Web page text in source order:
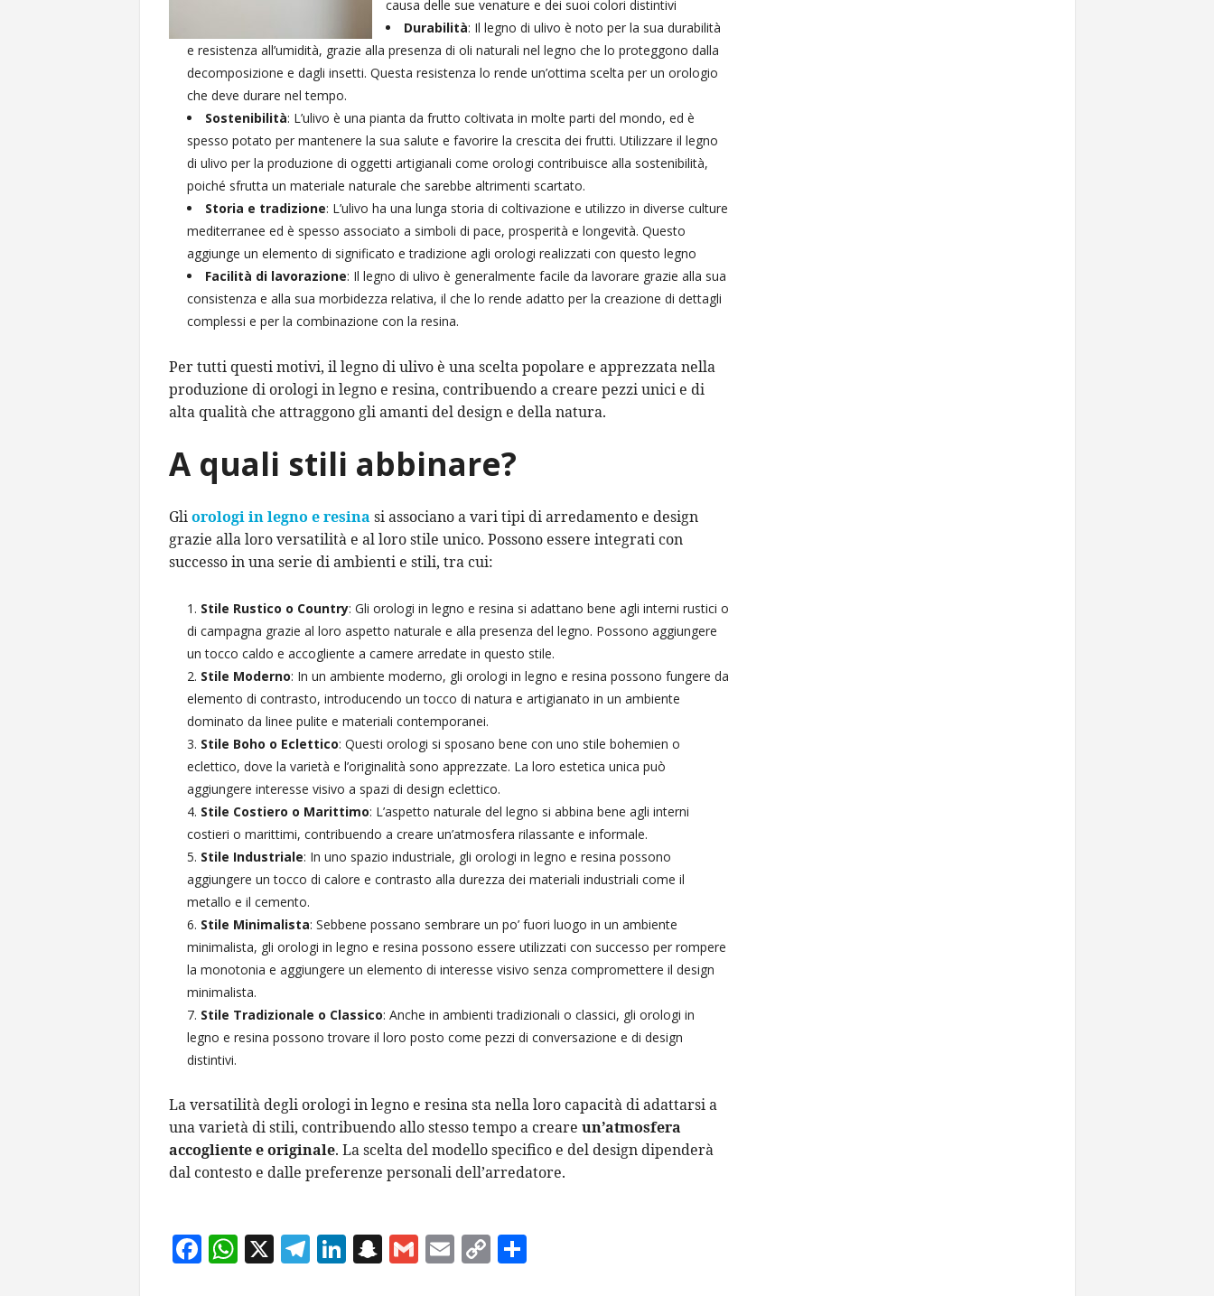
causa delle sue venature e dei suoi colori distintivi
Durabilità: Il legno di ulivo è noto per la sua durabilità
e resistenza all’umidità, grazie alla presenza di oli naturali nel legno che lo proteggono dalla
decomposizione e dagli insetti. Questa resistenza lo rende un’ottima scelta per un orologio
che deve durare nel tempo.
Sostenibilità: L’ulivo è una pianta da frutto coltivata in molte parti del mondo, ed è
spesso potato per mantenere la sua salute e favorire la crescita dei frutti. Utilizzare il legno
di ulivo per la produzione di oggetti artigianali come orologi contribuisce alla sostenibilità,
poiché sfrutta un materiale naturale che sarebbe altrimenti scartato.
Storia e tradizione: L’ulivo ha una lunga storia di coltivazione e utilizzo in diverse culture
mediterranee ed è spesso associato a simboli di pace, prosperità e longevità. Questo
aggiunge un elemento di significato e tradizione agli orologi realizzati con questo legno
Facilità di lavorazione: Il legno di ulivo è generalmente facile da lavorare grazie alla sua
consistenza e alla sua morbidezza relativa, il che lo rende adatto per la creazione di dettagli
complessi e per la combinazione con la resina.
Per tutti questi motivi, il legno di ulivo è una scelta popolare e apprezzata nella
produzione di orologi in legno e resina, contribuendo a creare pezzi unici e di
alta qualità che attraggono gli amanti del design e della natura.
A quali stili abbinare?
Gliorologi in legno e resina si associano a vari tipi di arredamento e design
grazie alla loro versatilità e al loro stile unico. Possono essere integrati con
successo in una serie di ambienti e stili, tra cui:
Stile Rustico o Country: Gli orologi in legno e resina si adattano bene agli interni rustici o
di campagna grazie al loro aspetto naturale e alla presenza del legno. Possono aggiungere
un tocco caldo e accogliente a camere arredate in questo stile.
Stile Moderno: In un ambiente moderno, gli orologi in legno e resina possono fungere da
elemento di contrasto, introducendo un tocco di natura e artigianato in un ambiente
dominato da linee pulite e materiali contemporanei.
Stile Boho o Eclettico: Questi orologi si sposano bene con uno stile bohemien o
eclettico, dove la varietà e l’originalità sono apprezzate. La loro estetica unica può
aggiungere interesse visivo a spazi di design eclettico.
Stile Costiero o Marittimo: L’aspetto naturale del legno si abbina bene agli interni
costieri o marittimi, contribuendo a creare un’atmosfera rilassante e informale.
Stile Industriale: In uno spazio industriale, gli orologi in legno e resina possono
aggiungere un tocco di calore e contrasto alla durezza dei materiali industriali come il
metallo e il cemento.
Stile Minimalista: Sebbene possano sembrare un po’ fuori luogo in un ambiente
minimalista, gli orologi in legno e resina possono essere utilizzati con successo per rompere
la monotonia e aggiungere un elemento di interesse visivo senza compromettere il design
minimalista.
Stile Tradizionale o Classico: Anche in ambienti tradizionali o classici, gli orologi in
legno e resina possono trovare il loro posto come pezzi di conversazione e di design
distintivi.
La versatilità degli orologi in legno e resina sta nella loro capacità di adattarsi a
una varietà di stili, contribuendo allo stesso tempo a creare un’atmosfera
accogliente e originale. La scelta del modello specifico e del design dipenderà
dal contesto e dalle preferenze personali dell’arredatore.
F W X T Li S G E C